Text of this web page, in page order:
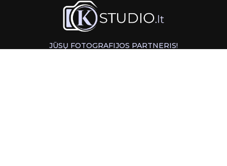
JŪSŲ FOTOGRAFIJOS PARTNERIS!